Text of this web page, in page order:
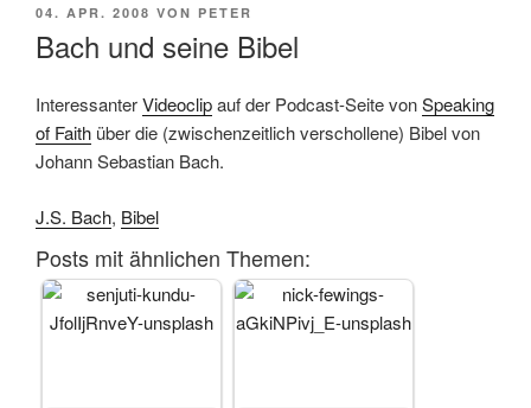
VERÖFFENTLICHT
04. APR. 2008 VON PETER
Bach und seine Bibel
InteressanterVideoclipauf der Podcast-Seite vonSpeaking
of Faith über die (zwischenzeitlich verschollene) Bibel von
Johann Sebastian Bach.
J.S. Bach, Bibel
Posts mit ähnlichen Themen: